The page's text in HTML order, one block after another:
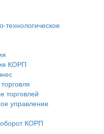
КОРП
торговлей
управление
КОРП